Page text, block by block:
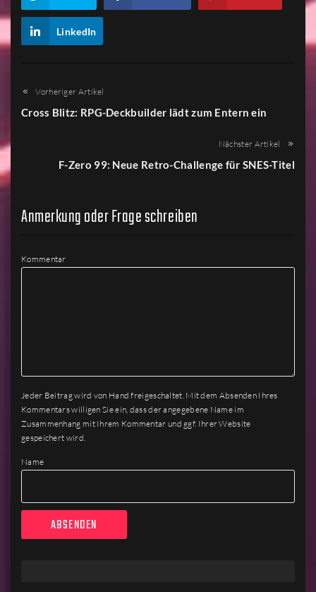
LinkedIn
Vorheriger Artikel
Cross Blitz: RPG-Deckbuilder lädt zum Entern ein
Nächster Artikel
F-Zero 99: Neue Retro-Challenge für SNES-Titel
Anmerkung oder Frage schreiben
Kommentar
Jeder Beitrag wird von Hand freigeschaltet. Mit dem Absenden Ihres
Kommentars willigen Sie ein, dass der angegebene Name im
Zusammenhang mit Ihrem Kommentar und ggf. Ihrer Website
gespeichert wird.
Name